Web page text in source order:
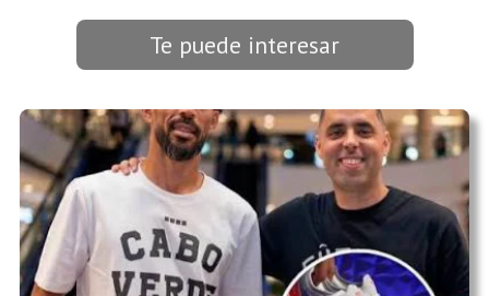
Te puede interesar